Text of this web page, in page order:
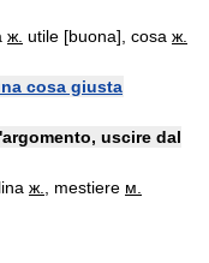
ж. utile [buona], cosa ж.
cosa giusta
uscire dal
ж. , mestiere м.